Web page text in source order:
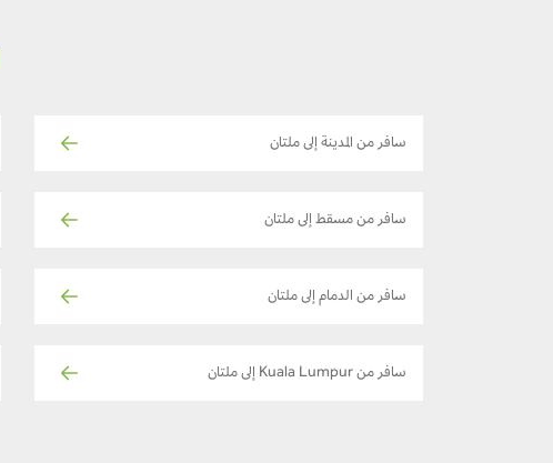
سافر من المدينة إلى ملتان
سافر من مسقط إلى ملتان
سافر من الدمام إلى ملتان
سافر من Kuala Lumpur إلى ملتان